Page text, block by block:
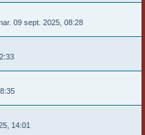
09 sept. 2025, 08:28
14:01